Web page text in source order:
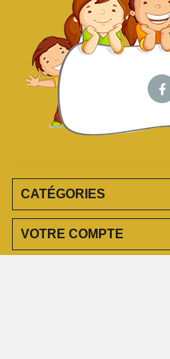
CATÉGORIES
VOTRE COMPTE